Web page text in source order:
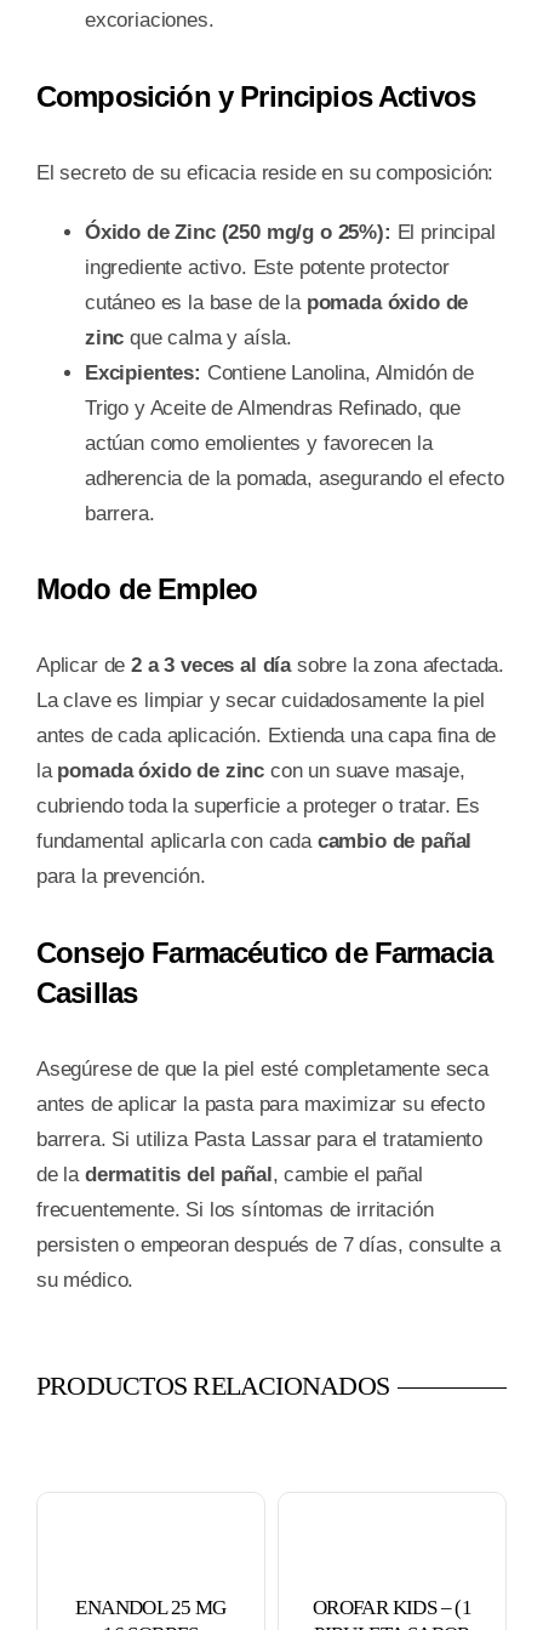
excoriaciones.
Composición y Principios Activos
El secreto de su eficacia reside en su composición:
Óxido de Zinc (250 mg/g o 25%): El principal
ingrediente activo. Este potente protector
cutáneo es la base de la pomada óxido de
zinc que calma y aísla.
Excipientes: Contiene Lanolina, Almidón de
Trigo y Aceite de Almendras Refinado, que
actúan como emolientes y favorecen la
adherencia de la pomada, asegurando el efecto
barrera.
Modo de Empleo
Aplicar de2 a 3 veces al díasobre la zona afectada.
La clave es limpiar y secar cuidadosamente la piel
antes de cada aplicación. Extienda una capa fina de
la pomada óxido de zinc con un suave masaje,
cubriendo toda la superficie a proteger o tratar. Es
fundamental aplicarla con cada cambio de pañal
para la prevención.
Consejo Farmacéutico de Farmacia
Casillas
Asegúrese de que la piel esté completamente seca
antes de aplicar la pasta para maximizar su efecto
barrera. Si utiliza Pasta Lassar para el tratamiento
de la dermatitis del pañal , cambie el pañal
frecuentemente. Si los síntomas de irritación
persisten o empeoran después de 7 días, consulte a
su médico.
PRODUCTOS RELACIONADOS
ENANDOL 25 MG
OROFAR KIDS – (1